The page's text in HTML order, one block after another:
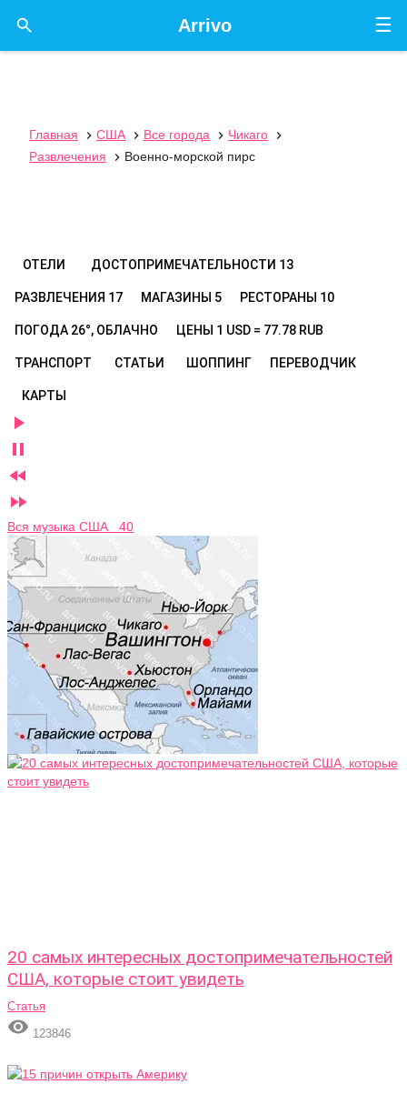
☰
Arrivo

Главная  США  Все города  Чикаго

Развлечения
 Военно-морской пирс
ОТЕЛИ ДОСТОПРИМЕЧАТЕЛЬНОСТИ 13
РАЗВЛЕЧЕНИЯ 17 МАГАЗИНЫ 5 РЕСТОРАНЫ 10
ПОГОДА 26°, ОБЛАЧНО ЦЕНЫ 1 USD = 77.78 RUB
ТРАНСПОРТ СТАТЬИ ШОППИНГ ПЕРЕВОДЧИК
КАРТЫ




Вся музыка США 40
20 самых интересных достопримечательностей
США, которые стоит увидеть
Статья
 123846